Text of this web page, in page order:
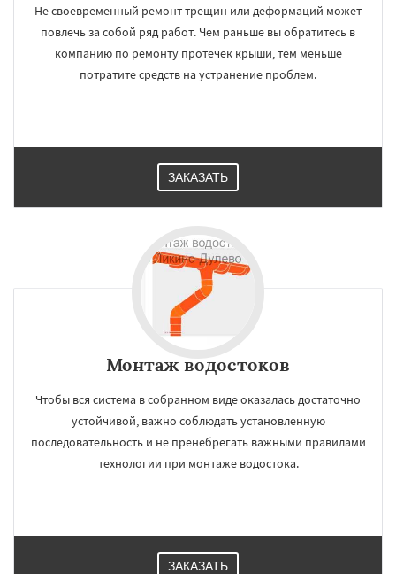
Лобня Лосино-Петровский Луховицы
Лыткарино Люберцы Можайск Мытищи
Наро-Фоминск Ногинск Одинцово
Орехово-Зуево
Павловский Посад Пересвет Подольск
Ступино Талдом Фрязино Химки
Черноголовка Чехов Шатура
Электрогорск Электросталь
Не своевременный ремонт трещин или деформаций может
повлечь за собой ряд работ. Чем раньше вы обратитесь в
компанию по ремонту протечек крыши, тем меньше
потратите средств на устранение проблем.
ЗАКАЗАТЬ
Монтаж водостоков
Чтобы вся система в собранном виде оказалась достаточно
устойчивой, важно соблюдать установленную
последовательность и не пренебрегать важными правилами
технологии при монтаже водостока.
ЗАКАЗАТЬ